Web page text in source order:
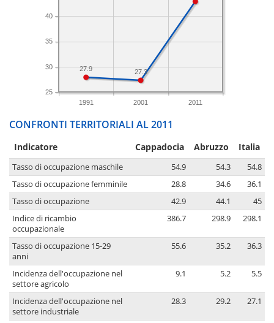
1991 2001 2011
25
30
35
40
27.3
27.9
CONFRONTI TERRITORIALI AL 2011
Indicatore Cappadocia Abruzzo Italia
Tasso di occupazione maschile 54.9 54.3
54.8
Tasso di occupazione femminile
28.8 34.6
36.1
Tasso di occupazione
42.9 44.1
45
Indice di ricambio
occupazionale
386.7 298.9 298.1
Tasso di occupazione 15-29
anni
55.6 35.2 36.3
Incidenza dell'occupazione nel
settore agricolo
9.1 5.2 5.5
Incidenza dell'occupazione nel
settore industriale
28.3 29.2 27.1